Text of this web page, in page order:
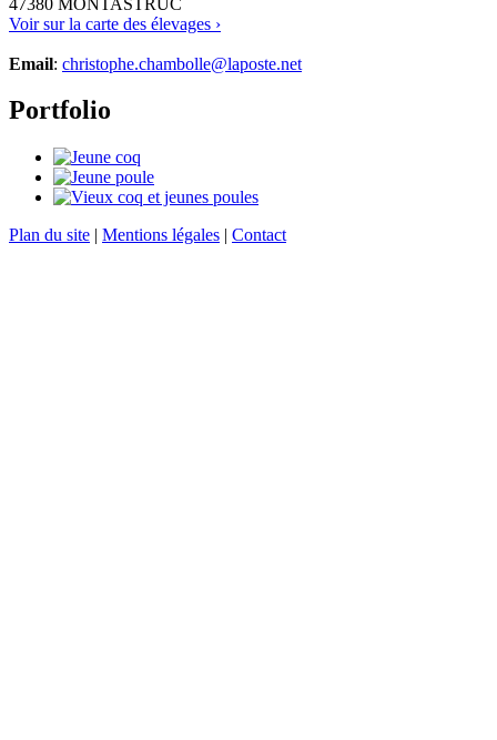
Voir sur la carte des élevages ›
Email: christophe.chambolle@laposte.net
Portfolio
Plan du site | Mentions légales | Contact